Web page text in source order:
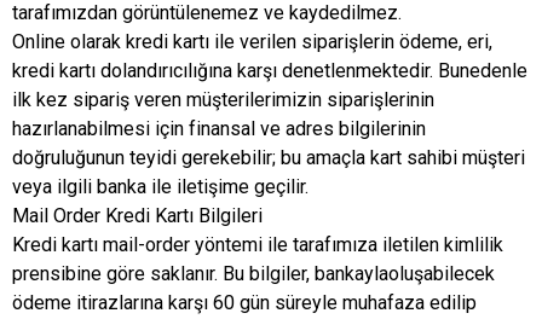
tarafımızdan görüntülenemez ve kaydedilmez.
Online olarak kredi kartı ile verilen siparişlerin ödeme, eri,
kredi kartı dolandırıcılığına karşı denetlenmektedir. Bunedenle
ilk kez sipariş veren müşterilerimizin siparişlerinin
hazırlanabilmesi için finansal ve adres bilgilerinin
doğruluğunun teyidi gerekebilir; bu amaçla kart sahibi müşteri
veya ilgili banka ile iletişime geçilir.
Mail Order Kredi Kartı Bilgileri
Kredi kartı mail-order yöntemi ile tarafımıza iletilen kimlilik
prensibine göre saklanır. Bu bilgiler, bankaylaoluşabilecek
ödeme itirazlarına karşı 60 gün süreyle muhafaza edilip